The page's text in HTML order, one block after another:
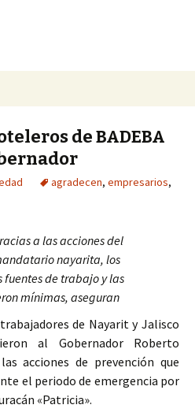
de BADEBA
agradecen, empresarios,
a las acciones del
nayarita, los
de trabajo y las
mínimas, aseguran
de Nayarit y Jalisco
al Gobernador Roberto
acciones de prevención que
el periodo de emergencia por
«Patricia».